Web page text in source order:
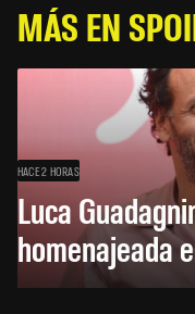
MÁS EN
HACE 2 HORAS
Luca
homenajeada